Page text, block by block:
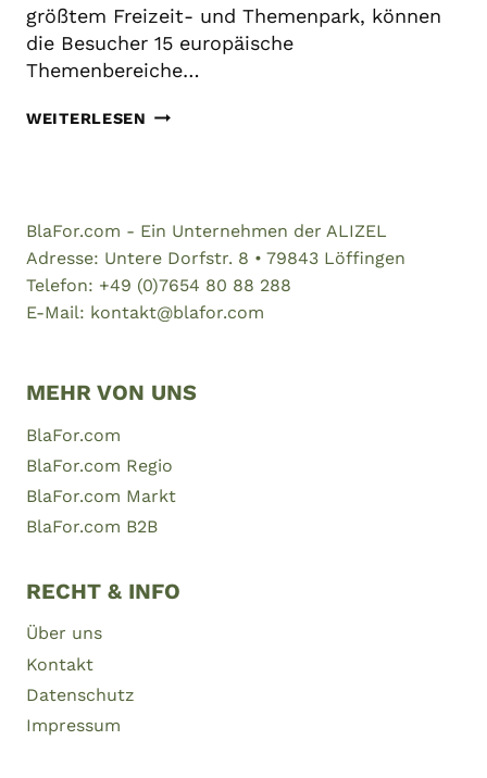
größtem Freizeit- und Themenpark, können
die Besucher 15 europäische
Themenbereiche…
WEITERLESEN EUROPA-
BlaFor.com - Ein Unternehmen der ALIZEL
Adresse: Untere Dorfstr. 8 • 79843 Löffingen
Telefon: +49 (0)7654 80 88 288
E-Mail: kontakt@blafor.com
MEHR VON UNS
BlaFor.com
BlaFor.com Regio
BlaFor.com Markt
BlaFor.com B2B
RECHT & INFO
Über uns
Kontakt
Datenschutz
Impressum